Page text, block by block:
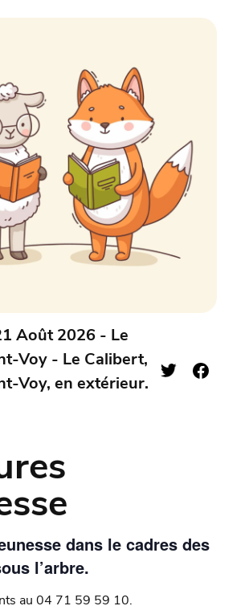
Août 2026 - Le
Voy - Le Calibert,
Voy, en extérieur.
dans le cadres des
l’arbre.
au 04 71 59 59 10.